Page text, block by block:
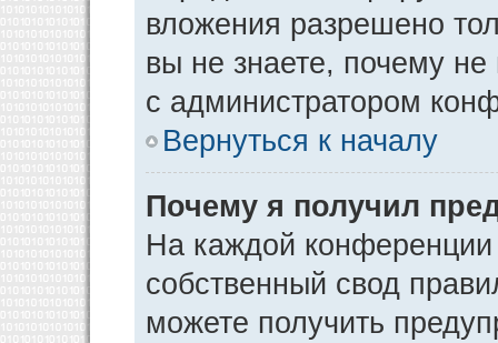
вложения разрешено
вы не знаете, почему
с администратором
Вернуться к началу
Почему я получил
На каждой конференции
собственный свод
можете получить